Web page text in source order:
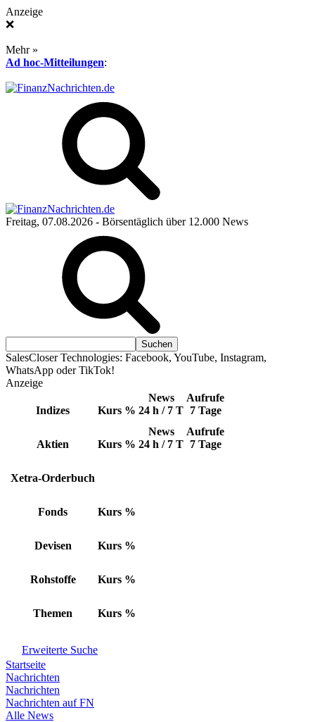
Anzeige
❌
Mehr »
Ad hoc-Mitteilungen:
Freitag, 07.08.2026 - Börsentäglich über 12.000 News
SalesCloser Technologies: Facebook, YouTube, Instagram,
WhatsApp oder TikTok!
Anzeige
Indizes Kurs %
News
24 h / 7 T
Aufrufe
7 Tage
Aktien Kurs %
News
24 h / 7 T
Aufrufe
7 Tage
Xetra-Orderbuch
Fonds Kurs %
Devisen Kurs %
Rohstoffe Kurs %
Themen Kurs %
Erweiterte Suche
Startseite
Nachrichten
Nachrichten
Nachrichten auf FN
Alle News